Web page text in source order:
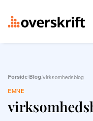
Forside/Blog/virksomhedsblog
EMNE